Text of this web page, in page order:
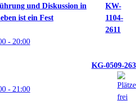
und Diskussion in
ist ein Fest
KW-
1104-
2611
- 20:00
KG-0509-263
- 21:00